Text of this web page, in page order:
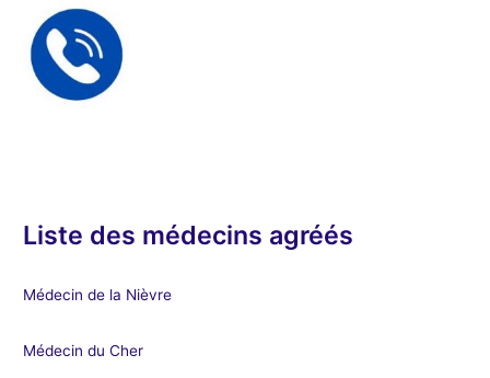
Liste des médecins agréés
Médecin de la Nièvre
Médecin du Cher